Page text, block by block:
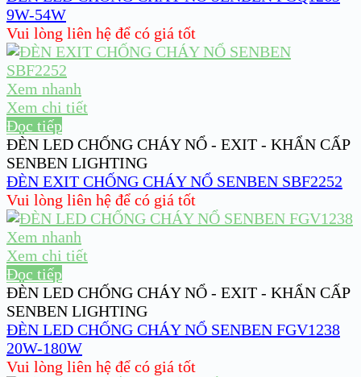
9W-54W
Vui lòng liên hệ để có giá tốt
Xem nhanh
Xem chi tiết
Đọc tiếp
ĐÈN LED CHỐNG CHÁY NỔ - EXIT - KHẨN CẤP
SENBEN LIGHTING
ĐÈN EXIT CHỐNG CHÁY NỔ SENBEN SBF2252
Vui lòng liên hệ để có giá tốt
Xem nhanh
Xem chi tiết
Đọc tiếp
ĐÈN LED CHỐNG CHÁY NỔ - EXIT - KHẨN CẤP
SENBEN LIGHTING
ĐÈN LED CHỐNG CHÁY NỔ SENBEN FGV1238
20W-180W
Vui lòng liên hệ để có giá tốt